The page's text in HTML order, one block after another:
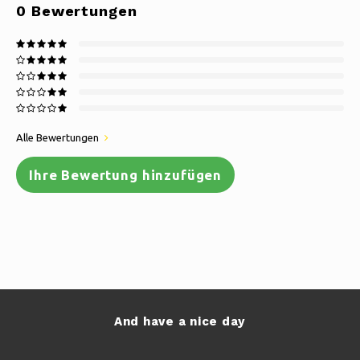
0 Bewertungen
Alle Bewertungen
Ihre Bewertung hinzufügen
And have a nice day